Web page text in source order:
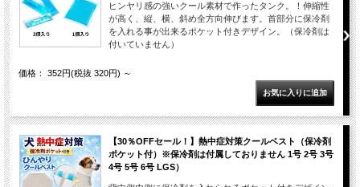
ヒンヤリ感の強いクール素材で作ったタンク。！伸縮性
が高く、縦、横、斜め全方向伸びます。首部分に保冷剤
を入れる事が出来るポケット付きデザイン。（保冷剤は
付いていません）
価格： 352円(税抜 320円) ～
【30％OFFセール！】熱中症対策クールベスト（保冷剤
ポケット付）※保冷剤は付属しておりません 1号 2号 3号
4号 5号 6号 LGS）